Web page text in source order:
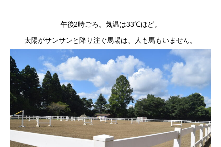
午後2時ごろ。気温は33℃ほど。
太陽がサンサンと降り注ぐ馬場は、人も馬もいません。